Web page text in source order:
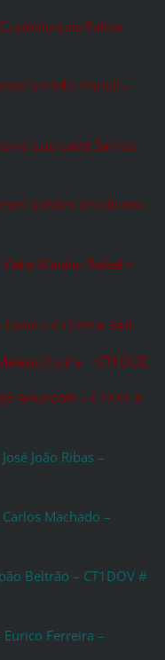
Luis Palma –
Serôdio Pardal –
Luís Leite Santos –
Simões de Oliveira
Martins Rafael –
– CT1YH # 348
Cunha – CT1DUZ
Amarante – CT1XV #
João Ribas –
Machado –
Beltrão – CT1DOV #
Ferreira –